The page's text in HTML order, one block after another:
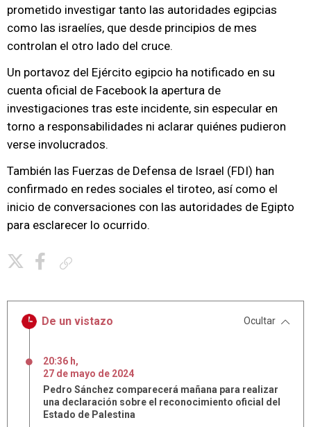
prometido investigar tanto las autoridades egipcias
como las israelíes, que desde principios de mes
controlan el otro lado del cruce.
Un portavoz del Ejército egipcio ha notificado en su
cuenta oficial de Facebook la apertura de
investigaciones tras este incidente, sin especular en
torno a responsabilidades ni aclarar quiénes pudieron
verse involucrados.
También las Fuerzas de Defensa de Israel (FDI) han
confirmado en redes sociales el tiroteo, así como el
inicio de conversaciones con las autoridades de Egipto
para esclarecer lo ocurrido.
De un vistazo Ocultar
20:36 h,
27 de mayo de 2024
Pedro Sánchez comparecerá mañana para realizar
una declaración sobre el reconocimiento oficial del
Estado de Palestina